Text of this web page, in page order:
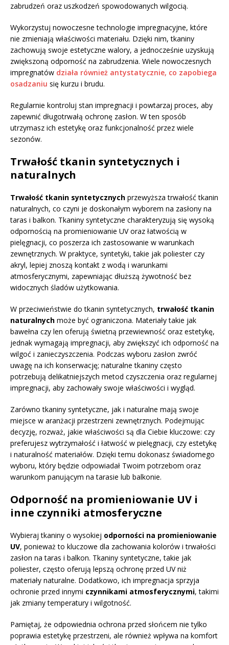
zabrudzeń oraz uszkodzeń spowodowanych wilgocią.
Wykorzystuj nowoczesne technologie impregnacyjne, które
nie zmieniają właściwości materiału. Dzięki nim, tkaniny
zachowują swoje estetyczne walory, a jednocześnie uzyskują
zwiększoną odporność na zabrudzenia. Wiele nowoczesnych
impregnatów działa również antystatycznie, co zapobiega
osadzaniu się kurzu i brudu.
Regularnie kontroluj stan impregnacji i powtarzaj proces, aby
zapewnić długotrwałą ochronę zasłon. W ten sposób
utrzymasz ich estetykę oraz funkcjonalność przez wiele
sezonów.
Trwałość tkanin syntetycznych i
naturalnych
Trwałość tkanin syntetycznych przewyższa trwałość tkanin
naturalnych, co czyni je doskonałym wyborem na zasłony na
taras i balkon. Tkaniny syntetyczne charakteryzują się wysoką
odpornością na promieniowanie UV oraz łatwością w
pielęgnacji, co poszerza ich zastosowanie w warunkach
zewnętrznych. W praktyce, syntetyki, takie jak poliester czy
akryl, lepiej znoszą kontakt z wodą i warunkami
atmosferycznymi, zapewniając dłuższą żywotność bez
widocznych śladów użytkowania.
W przeciwieństwie do tkanin syntetycznych, trwałość tkanin
naturalnych może być ograniczona. Materiały takie jak
bawełna czy len oferują świetną przewiewność oraz estetykę,
jednak wymagają impregnacji, aby zwiększyć ich odporność na
wilgoć i zanieczyszczenia. Podczas wyboru zasłon zwróć
uwagę na ich konserwację; naturalne tkaniny często
potrzebują delikatniejszych metod czyszczenia oraz regularnej
impregnacji, aby zachowały swoje właściwości i wygląd.
Zarówno tkaniny syntetyczne, jak i naturalne mają swoje
miejsce w aranżacji przestrzeni zewnętrznych. Podejmując
decyzję, rozważ, jakie właściwości są dla Ciebie kluczowe: czy
preferujesz wytrzymałość i łatwość w pielęgnacji, czy estetykę
i naturalność materiałów. Dzięki temu dokonasz świadomego
wyboru, który będzie odpowiadał Twoim potrzebom oraz
warunkom panującym na tarasie lub balkonie.
Odporność na promieniowanie UV i
inne czynniki atmosferyczne
Wybieraj tkaniny o wysokiej odporności na promieniowanie
UV, ponieważ to kluczowe dla zachowania kolorów i trwałości
zasłon na taras i balkon. Tkaniny syntetyczne, takie jak
poliester, często oferują lepszą ochronę przed UV niż
materiały naturalne. Dodatkowo, ich impregnacja sprzyja
ochronie przed innymi czynnikami atmosferycznymi, takimi
jak zmiany temperatury i wilgotność.
Pamiętaj, że odpowiednia ochrona przed słońcem nie tylko
poprawia estetykę przestrzeni, ale również wpływa na komfort